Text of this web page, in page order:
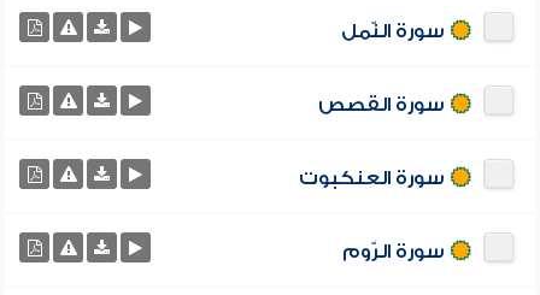
سورة النّمل
سورة القصص
سورة العنكبوت
سورة الرّوم